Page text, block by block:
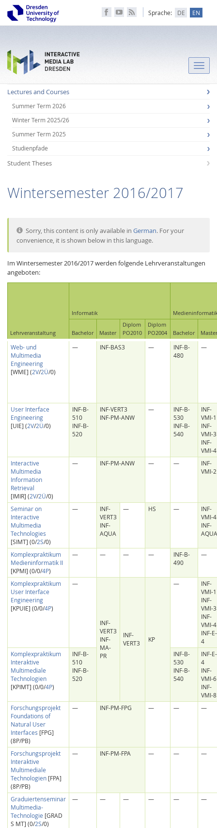
Facebook
Youtube
RSS
Sprache: DE EN
Lab Dresden
Toggle
Lectures and Courses
Summer Term 2026
Winter Term 2025/26
Summer Term 2025
Studienpfade
Student Theses
Wintersemester 2016/2017
Sorry, this content is only available inGerman. For your
convenience, it is shown below in this language.
Im Wintersemester 2016/2017 werden folgende Lehrveranstaltungen
angeboten:
Lehrveranstaltung
Informatik
Bachelor Master
Diplom
PO2010
Diplom
PO2004
Bachelor
Web- und
Multimedia
Engineering
[WME] (2V/2Ü/0)
— INF-BAS3 —
INF-B-
480
—
User Interface
Engineering
[UIE] (2V/2Ü/0)
INF-B-
510
INF-B-
520
INF-VERT3
INF-PM-ANW
—
INF-B-
530
INF-B-
540
INF-
VMI-1
INF-
VMI-3
INF-
VMI-4
Interactive
Multimedia
Information
Retrieval
[IMIR] (2V/2Ü/0)
— INF-PM-ANW — —
INF-
VMI-2
Seminar on
Interactive
Multimedia
Technologies
[SIMT] (0/2S/0)
—
INF-
VERT3
INF-
AQUA
— HS —
INF-
VMI-4
INF-
AQUA
Komplexpraktikum
Medieninformatik II
[KPMI] (0/0/4P)
— — — —
INF-B-
490
—
Komplexpraktikum
User Interface
Engineering
[KPUIE] (0/0/4P)
—
INF-
VERT3
INF-
MA-
PR
INF-
VERT3
KP
—
INF-
VMI-1
INF-
VMI-3
INF-
VMI-4
INF-E-
4
Komplexpraktikum
Interaktive
Multimediale
Technologien
[KPIMT] (0/0/4P)
INF-B-
510
INF-B-
520
INF-B-
530
INF-B-
540
INF-E-
4
INF-
VMI-6
INF-
VMI-8
Forschungsprojekt
Foundations of
Natural User
Interfaces [FPG]
(8P/PB)
— INF-PM-FPG — — —
Forschungsprojekt
Interaktive
Multimediale
Technologien[FPA]
(8P/PB)
— INF-PM-FPA — — —
Graduiertenseminar
Multimedia-
Technologie [GRAD
S MT] (0/2S/0)
— — — — — —